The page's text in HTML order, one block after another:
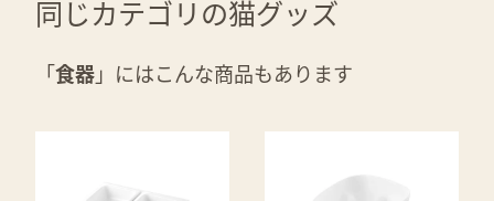
同じカテゴリの猫グッズ
「食器」にはこんな商品もあります